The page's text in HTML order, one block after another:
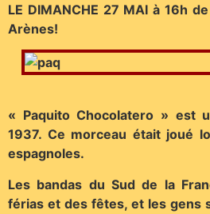
LE DIMANCHE 27 MAI à 16h
Arènes!
« Paquito Chocolatero » est
1937. Ce morceau était joué
espagnoles.
Les bandas du Sud de la
férias et des fêtes, et les gens